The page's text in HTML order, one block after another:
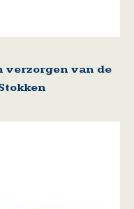
verzorgen van de